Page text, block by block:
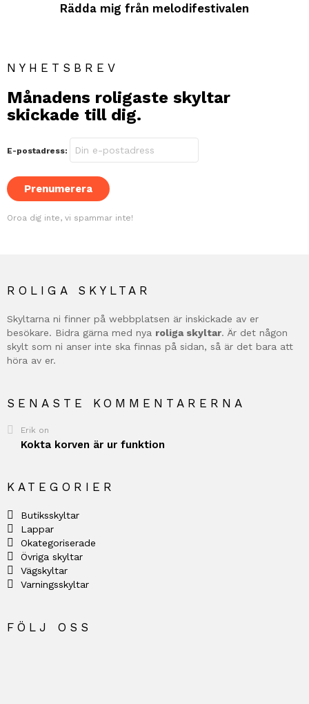
Rädda mig från melodifestivalen
NYHETSBREV
Månadens roligaste skyltar
skickade till dig.
E-postadress:
Oroa dig inte, vi spammar inte!
ROLIGA SKYLTAR
Skyltarna ni finner på webbplatsen är inskickade av er
besökare. Bidra gärna med nya roliga skyltar. Är det någon
skylt som ni anser inte ska finnas på sidan, så är det bara att
höra av er.
SENASTE KOMMENTARERNA
Erik on
Kokta korven är ur funktion
KATEGORIER
Butiksskyltar
Lappar
Okategoriserade
Övriga skyltar
Vägskyltar
Varningsskyltar
FÖLJ OSS